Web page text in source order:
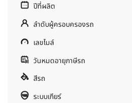
ปีที่ผลิต
ลำดับผู้ครอบครองรถ
เลขไมล์
วันหมดอายุภาษีรถ
สีรถ
ระบบเกียร์